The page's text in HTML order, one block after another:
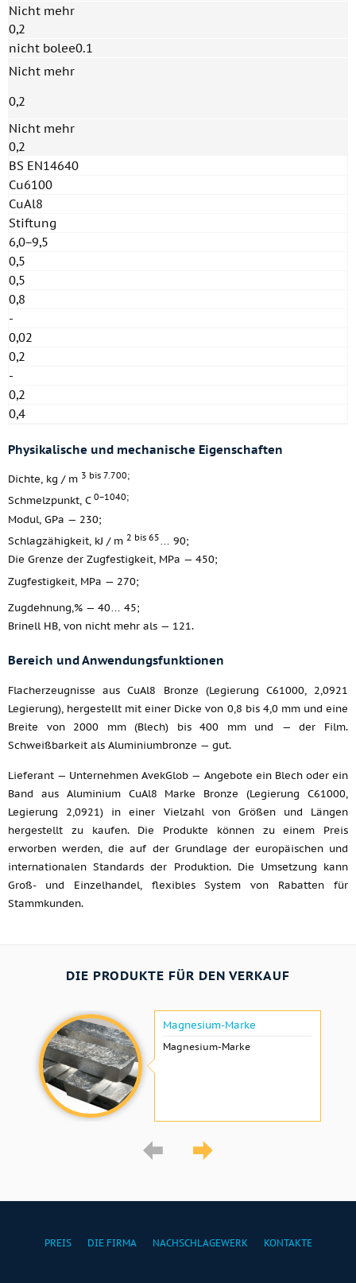
Nicht mehr
0,2
nicht bolee0.1
Nicht mehr
0,2
Nicht mehr
0,2
BS EN14640
Cu6100
CuAl8
Stiftung
6,0−9,5
0,5
0,5
0,8
-
0,02
0,2
-
0,2
0,4
Physikalische und mechanische Eigenschaften
Dichte, kg / m 3 bis 7.700;
Schmelzpunkt, C 0−1040;
Modul, GPa — 230;
Schlagzähigkeit, kJ / m 2 bis 65… 90;
Die Grenze der Zugfestigkeit, MPa — 450;
Zugfestigkeit, MPa — 270;
Zugdehnung,% — 40… 45;
Brinell HB, von nicht mehr als — 121.
Bereich und Anwendungsfunktionen
Flacherzeugnisse aus CuAl8 Bronze (Legierung C61000, 2,0921
Legierung), hergestellt mit einer Dicke von 0,8 bis 4,0 mm und eine
Breite von 2000 mm (Blech) bis 400 mm und — der Film.
Schweißbarkeit als Aluminiumbronze — gut.
Lieferant — Unternehmen AvekGlob — Angebote ein Blech oder ein
Band aus Aluminium CuAl8 Marke Bronze (Legierung C61000,
Legierung 2,0921) in einer Vielzahl von Größen und Längen
hergestellt zu kaufen. Die Produkte können zu einem Preis
erworben werden, die auf der Grundlage der europäischen und
internationalen Standards der Produktion. Die Umsetzung kann
Groß- und Einzelhandel, flexibles System von Rabatten für
Stammkunden.
DIE PRODUKTE FÜR DEN VERKAUF
Magnesium-Marke
Magnesium-Marke
PREIS DIE FIRMA NACHSCHLAGEWERK KONTAKTE